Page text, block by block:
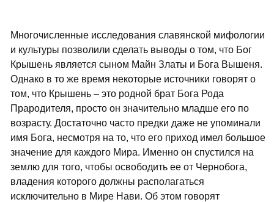
Многочисленные исследования славянской мифологии
и культуры позволили сделать выводы о том, что Бог
Крышень является сыном Майн Златы и Бога Вышеня.
Однако в то же время некоторые источники говорят о
том, что Крышень – это родной брат Бога Рода
Прародителя, просто он значительно младше его по
возрасту. Достаточно часто предки даже не упоминали
имя Бога, несмотря на то, что его приход имел большое
значение для каждого Мира. Именно он спустился на
землю для того, чтобы освободить ее от Чернобога,
владения которого должны располагаться
исключительно в Мире Нави. Об этом говорят